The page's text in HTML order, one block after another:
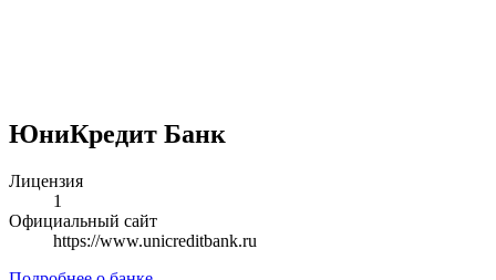
ЮниКредит Банк
Лицензия
1
Официальный сайт
https://www.unicreditbank.ru